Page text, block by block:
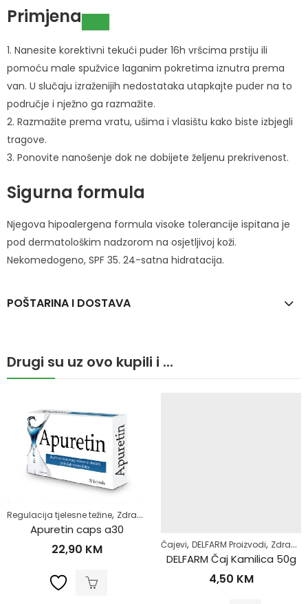
Primjena
1. Nanesite korektivni tekući puder 16h vršcima prstiju ili
pomoću male spužvice laganim pokretima iznutra prema
van. U slučaju izraženijih nedostataka utapkajte puder na to
područje i nježno ga razmažite.
2. Razmažite prema vratu, ušima i vlasištu kako biste izbjegli
tragove.
3. Ponovite nanošenje dok ne dobijete željenu prekrivenost.
Sigurna formula
Njegova hipoalergena formula visoke tolerancije ispitana je
pod dermatološkim nadzorom na osjetljivoj koži.
Nekomedogeno, SPF 35. 24-satna hidratacija.
POŠTARINA I DOSTAVA
Drugi su uz ovo kupili i ...
Regulacija tjelesne težine, Zdrav život
Apuretin caps a30
22,90 KM Čajevi, DELFARM Proizvodi, Zdrav život
DELFARM Čaj Kamilica 50g
4,50 KM